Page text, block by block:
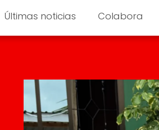
Últimas noticias Colabora